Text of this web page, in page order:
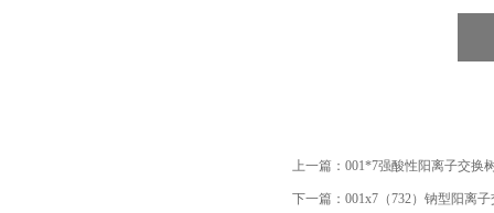
上一篇： 001*7强酸性阳离子交换
下一篇： 001x7（732）钠型阳离